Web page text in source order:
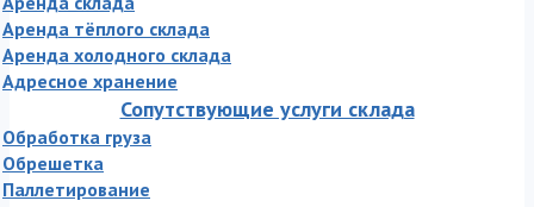
Аренда тёплого склада
Аренда холодного склада
Адресное хранение
Сопутствующие услуги склада
Обработка груза
Обрешетка
Паллетирование